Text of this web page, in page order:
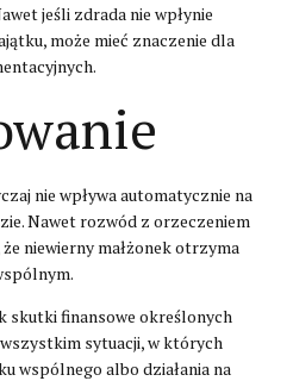
jeśli zdrada nie wpłynie
może mieć znaczenie dla
nie wpływa automatycznie na
Nawet rozwód z orzeczeniem
niewierny małżonek otrzyma
skutki finansowe określonych
sytuacji, w których
wspólnego albo działania na